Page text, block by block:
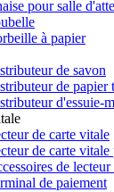
pour salle
à papier
de savon
de papier
d'essuie-
de carte vitale
de carte vitale
de
de paiement